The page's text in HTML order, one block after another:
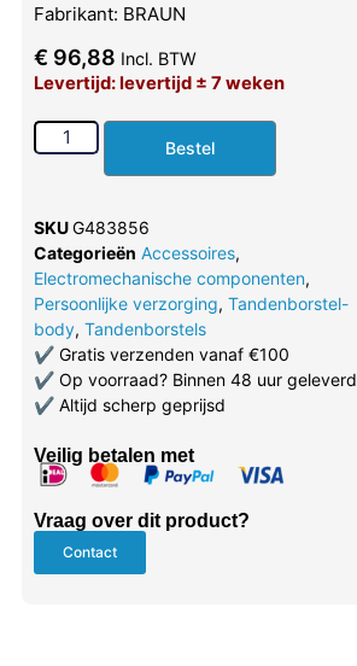
Fabrikant: BRAUN
€ 96,88 Incl. BTW
Levertijd: levertijd ± 7 weken
Bestel
SKUG483856
Categorieën Accessoires,
Electromechanische componenten,
Persoonlijke verzorging, Tandenborstel-
body, Tandenborstels
✔Gratis verzenden vanaf €100
✔Op voorraad? Binnen 48 uur geleverd
✔Altijd scherp geprijsd
Veilig betalen met
Vraag over dit product?
Contact